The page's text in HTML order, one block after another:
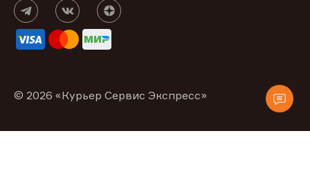
© 2026 «Курьер Сервис Экспресс»